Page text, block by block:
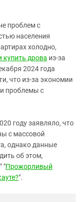
проблем с
населения
холодно,
купить дрова из-за
2024 года
что из-за экономии
проблемы с
году заявляло, что
с массовой
однако данные
об этом,
"Прожорливый
".